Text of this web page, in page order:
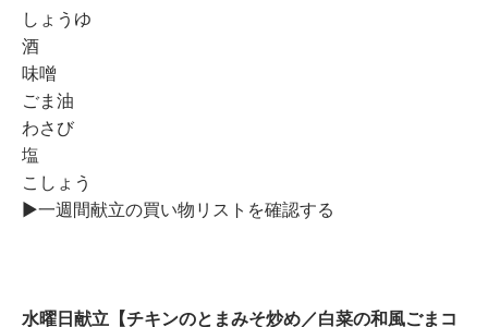
しょうゆ
酒
味噌
ごま油
わさび
塩
こしょう
▶︎一週間献立の買い物リストを確認する
水曜日献立【チキンのとまみそ炒め／白菜の和風ごまコ